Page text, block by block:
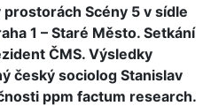
Scény 5 v sídle
1 – Staré Město. Setkání
ČMS. Výsledky
český sociolog Stanislav
ppm factum research.